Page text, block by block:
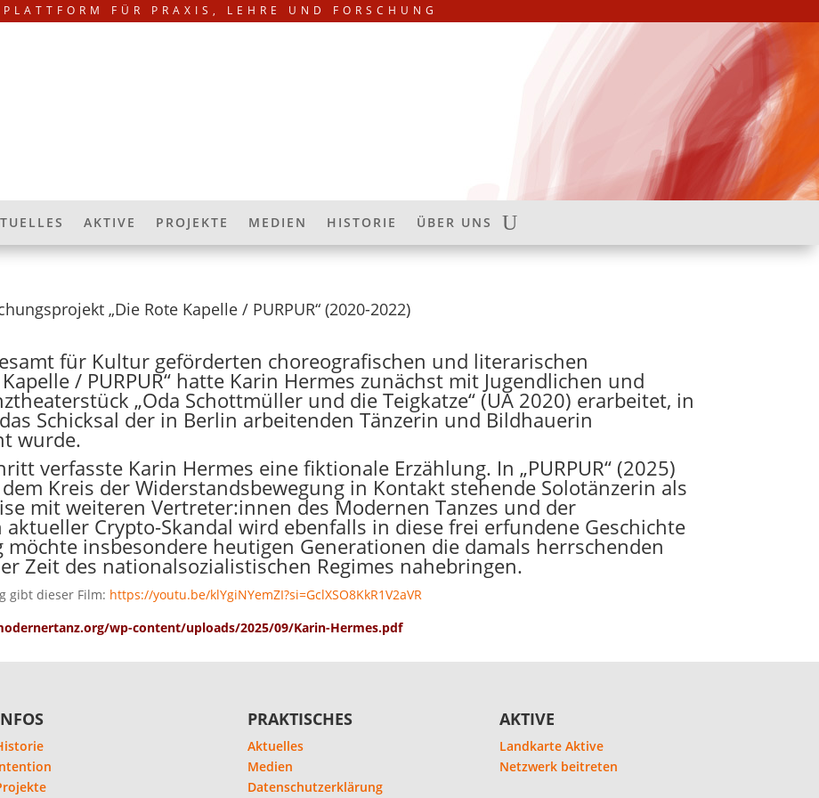
PLATTFORM FÜR PRAXIS, LEHRE UND FORSCHUNG
AKTIVE PROJEKTE MEDIEN HISTORIE ÜBER UNS
„Die Rote Kapelle / PURPUR“ (2020-2022)
für Kultur geförderten choreografischen und literarischen
/ PURPUR“ hatte Karin Hermes zunächst mit Jugendlichen und
„Oda Schottmüller und die Teigkatze“ (UA 2020) erarbeitet, in
Schicksal der in Berlin arbeitenden Tänzerin und Bildhauerin
wurde.
verfasste Karin Hermes eine fiktionale Erzählung. In „PURPUR“ (2025)
Kreis der Widerstandsbewegung in Kontakt stehende Solotänzerin als
mit weiteren Vertreter:innen des Modernen Tanzes und der
Crypto-Skandal wird ebenfalls in diese frei erfundene Geschichte
möchte insbesondere heutigen Generationen die damals herrschenden
Zeit des nationalsozialistischen Regimes nahebringen.
gibt dieser Film: https://youtu.be/klYgiNYemZI?si=GclXSO8KkR1V2aVR
wp-content/uploads/2025/09/Karin-Hermes.pdf
PRAKTISCHES
Aktuelles
Medien
Datenschutzerklärung
AKTIVE
Landkarte Aktive
Netzwerk beitreten